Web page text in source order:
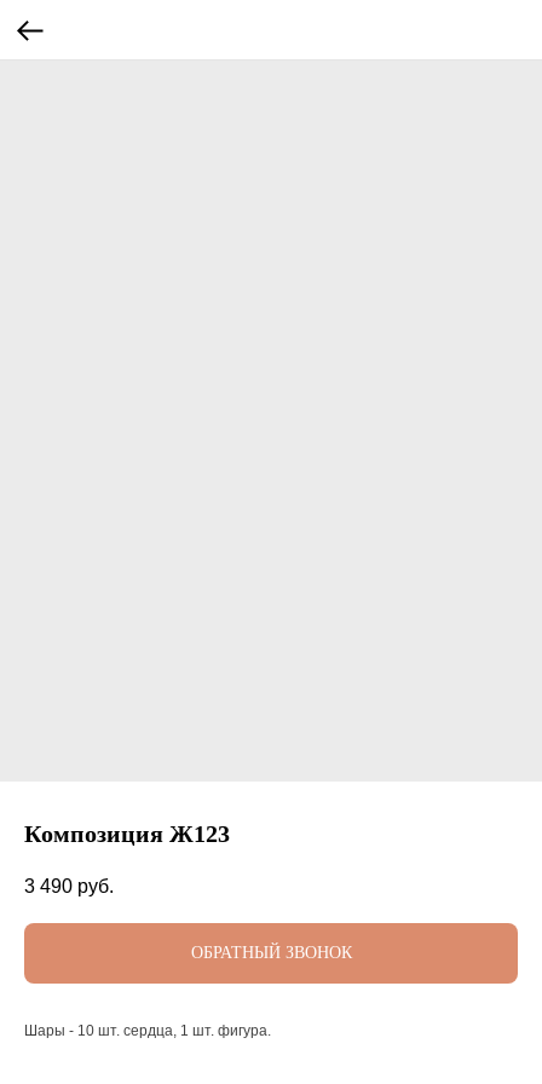
Композиция Ж123
3 490 руб.
ОБРАТНЫЙ ЗВОНОК
Шары - 10 шт. сердца, 1 шт. фигура.